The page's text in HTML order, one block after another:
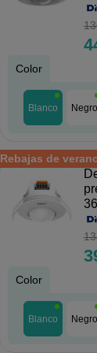
Color
Blanco Negro
Rebajas de
Color
Blanco Negro